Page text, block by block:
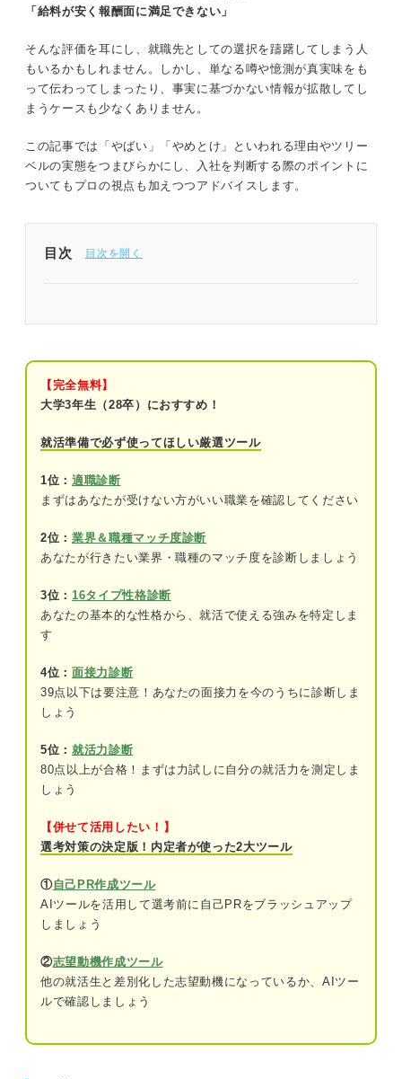
「給料が安く報酬面に満足できない」
そんな評価を耳にし、就職先としての選択を躊躇してしまう人
もいるかもしれません。しかし、単なる噂や憶測が真実味をも
って伝わってしまったり、事実に基づかない情報が拡散してし
まうケースも少なくありません。
この記事では「やばい」「やめとけ」といわれる理由やツリー
ベルの実態をつまびらかにし、入社を判断する際のポイントに
ついてもプロの視点も加えつつアドバイスします。
目次
ロが読み解く
④キャリアの将来設計に不安があるから
せが重要になる
【完全無料】
大学3年生（28卒）におすすめ！
就活準備で必ず使ってほしい厳選ツール
1位： 適職診断
まずはあなたが受けない方がいい職業を確認してください
2位： 業界＆職種マッチ度診断
あなたが行きたい業界・職種のマッチ度を診断しましょう
3位： 16タイプ性格診断
あなたの基本的な性格から、就活で使える強みを特定しま
す
4位： 面接力診断
39点以下は要注意！あなたの面接力を今のうちに診断しま
しょう
5位： 就活力診断
80点以上が合格！まずは力試しに自分の就活力を測定しま
しょう
【併せて活用したい！】
選考対策の決定版！内定者が使った2大ツール
①自己PR作成ツール
AIツールを活用して選考前に自己PRをブラッシュアップ
しましょう
②志望動機作成ツール
他の就活生と差別化した志望動機になっているか、AIツー
ルで確認しましょう